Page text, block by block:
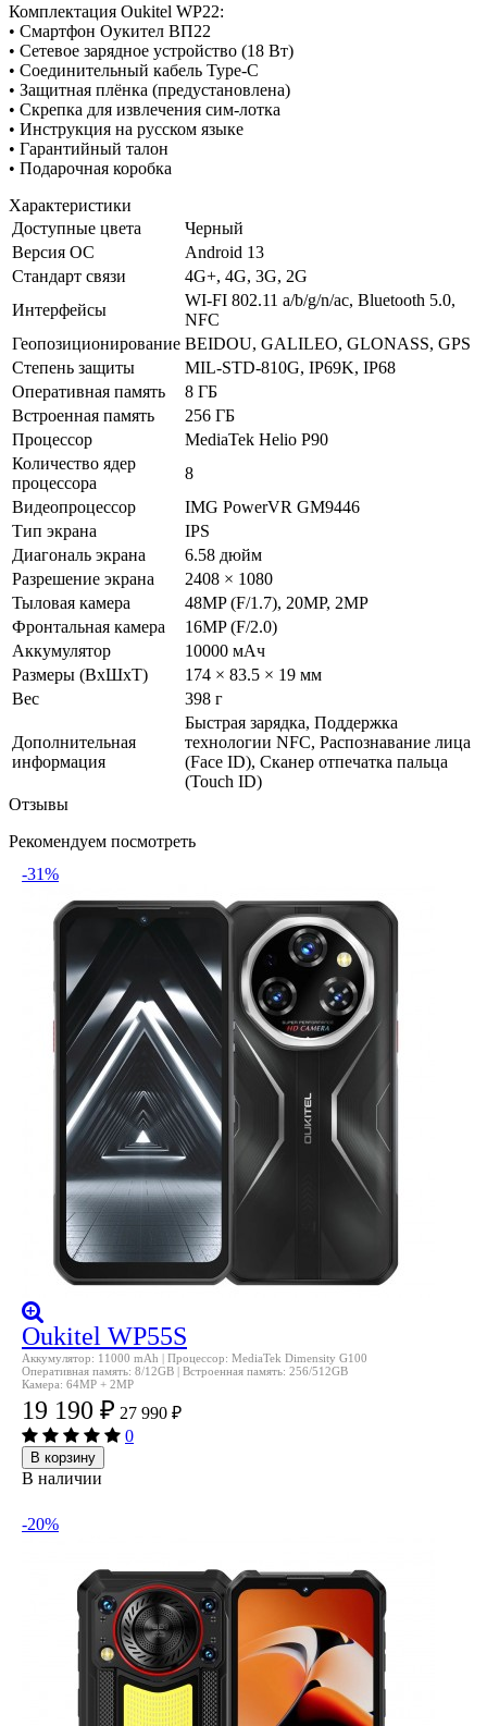
Комплектация Oukitel WP22:
• Смартфон Оукител ВП22
• Сетевое зарядное устройство (18 Вт)
• Соединительный кабель Type-C
• Защитная плёнка (предустановлена)
• Скрепка для извлечения сим-лотка
• Инструкция на русском языке
• Гарантийный талон
• Подарочная коробка
Характеристики
Доступные цвета
Черный
Версия ОС
Android 13
Стандарт связи
4G+, 4G, 3G, 2G
Интерфейсы
WI-FI 802.11 a/b/g/n/ac, Bluetooth 5.0,
NFC
Геопозиционирование BEIDOU, GALILEO, GLONASS, GPS
Степень защиты
MIL-STD-810G, IP69K, IP68
Оперативная память
8 ГБ
Встроенная память
256 ГБ
Процессор
MediaTek Helio P90
Количество ядер
процессора
8
Видеопроцессор
IMG PowerVR GM9446
Тип экрана
IPS
Диагональ экрана
6.58 дюйм
Разрешение экрана
2408 × 1080
Тыловая камера
48MP (F/1.7), 20MP, 2MP
Фронтальная камера
16MP (F/2.0)
Аккумулятор
10000 мАч
Размеры (ВxШxТ)
174 × 83.5 × 19 мм
Вес
398 г
Дополнительная
информация
Быстрая зарядка, Поддержка
технологии NFC, Распознавание лица
(Face ID), Сканер отпечатка пальца
(Touch ID)
Отзывы
Рекомендуем посмотреть
-31%
Oukitel WP55S
Аккумулятор: 11000 mAh | Процессор: MediaTek Dimensity G100
Оперативная память: 8/12GB | Встроенная память: 256/512GB
Камера: 64MP + 2MP
19 190 ₽ 27 990 ₽
0
В корзину
В наличии
-20%